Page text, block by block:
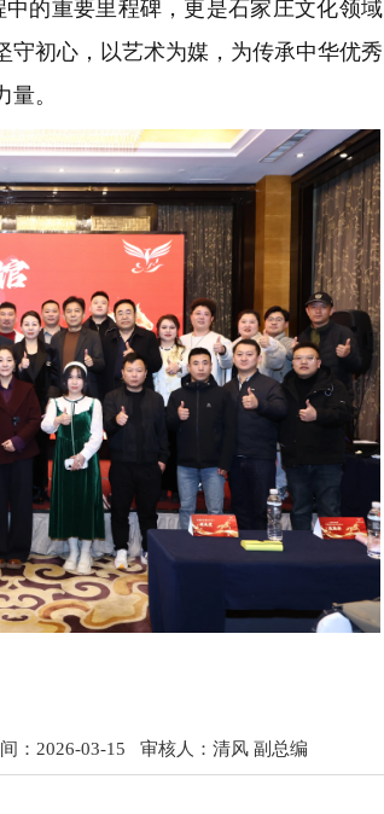
的重要里程碑，更是石家庄文化领域
守初心，以艺术为媒，为传承中华优秀
。
：2026-03-15 审核人：清风 副总编